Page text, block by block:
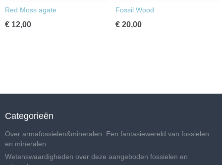
Red Moss agate
€ 12,00
Fossil Wood
€ 20,00
Categorieën
Over armafossielen&mineralen: Een fantasiewereld van fossielen
en mineralen
Wetenswaardigheden over deze aangeboden fossielen en